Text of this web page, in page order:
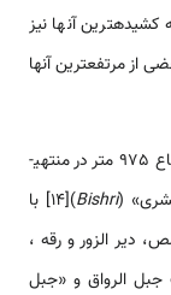
آن­ها نیز
از مرتفع­ترین آن­ها
) یا «جبل الشرقی» با ارتفاع 975 متر در منتهی­
(
Bishri
)[14] با
دیر الزور و رقه ،
جبل الرواق و «جبل